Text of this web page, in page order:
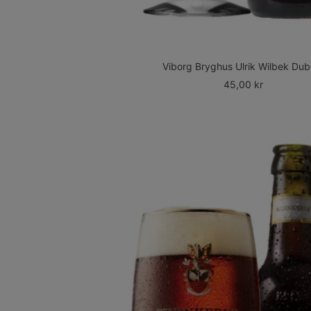
Viborg Bryghus Ulrik Wilbek
Udsalgspris
45,00 kr